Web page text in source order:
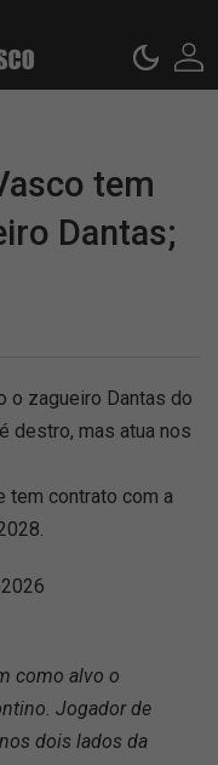
tem
Dantas;
o zagueiro Dantas do
destro, mas atua nos
tem contrato com a
como alvo o
Jogador de
dois lados da